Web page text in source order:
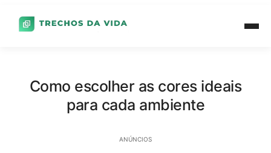
Como escolher as cores ideais
para cada ambiente
ANÚNCIOS